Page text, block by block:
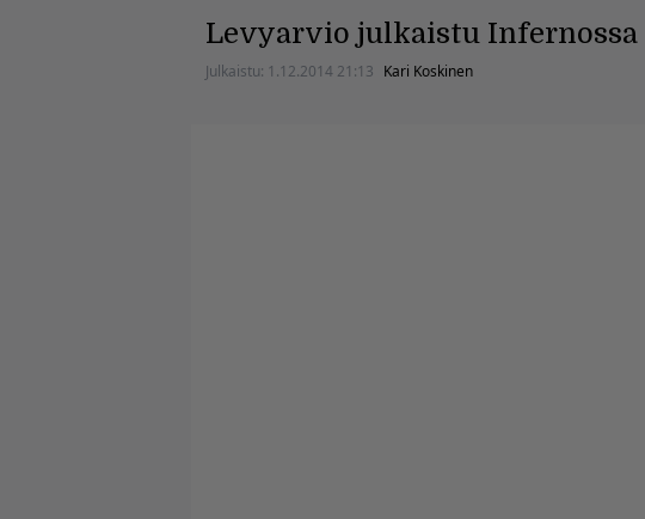
Levyarvio julkaistu Infernossa
Julkaistu: 1.12.2014 21:13 Kari Koskinen